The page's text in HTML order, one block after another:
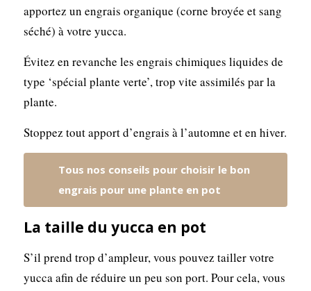
apportez un engrais organique (corne broyée et sang
séché) à votre yucca.
Évitez en revanche les engrais chimiques liquides de
type ‘spécial plante verte’, trop vite assimilés par la
plante.
Stoppez tout apport d’engrais à l’automne et en hiver.
Tous nos conseils pour choisir le bon
engrais pour une plante en pot
La taille du yucca en pot
S’il prend trop d’ampleur, vous pouvez tailler votre
yucca afin de réduire un peu son port. Pour cela, vous